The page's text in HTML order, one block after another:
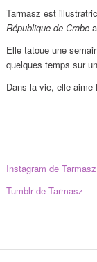
Tarmasz est
République de Crabe
Elle tatoue une
quelques temps sur
Dans la vie, elle
Instagram de Tarmasz
Tumblr de Tarmasz